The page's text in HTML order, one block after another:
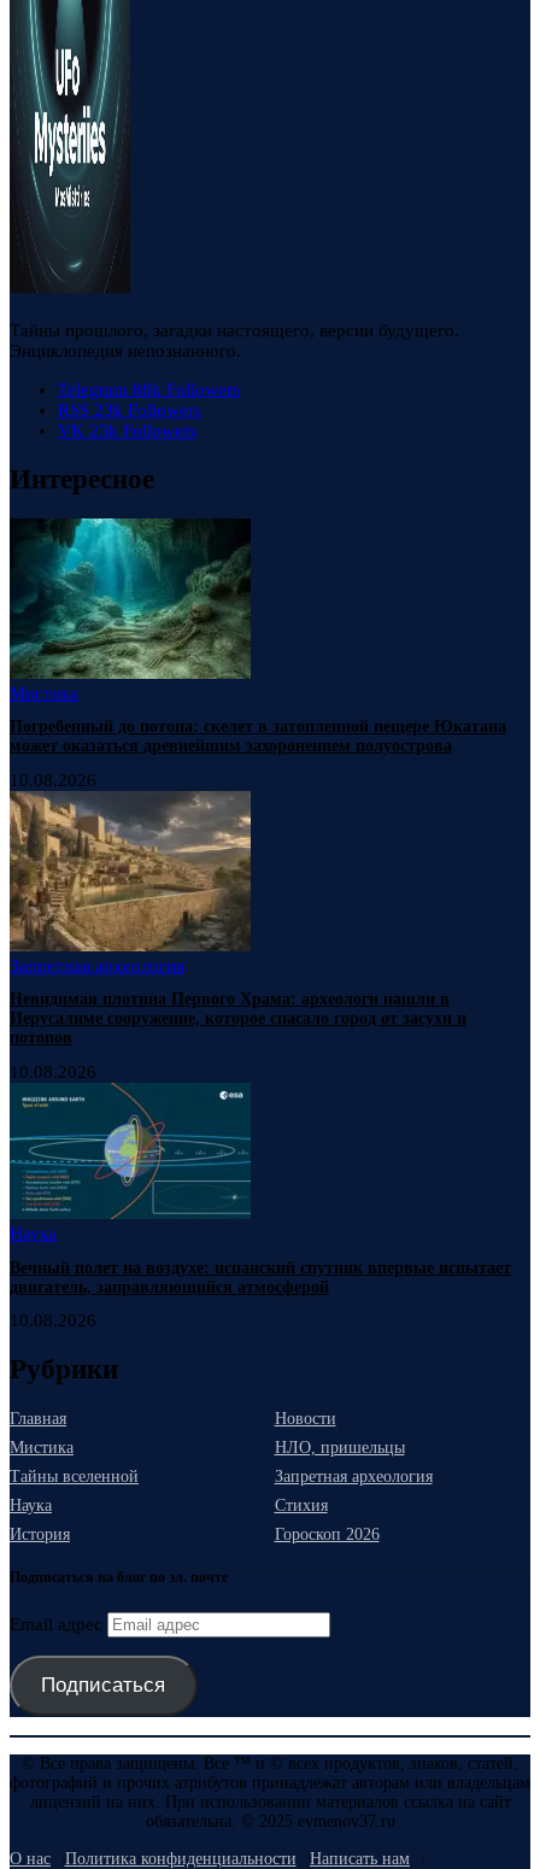
Тайны прошлого, загадки настоящего, версии будущего.
Энциклопедия непознанного.
Telegram 88k Followers
RSS 23k Followers
VK 23k Followers
Интересное
Мистика
Погребенный до потопа: скелет в затопленной пещере Юкатана
может оказаться древнейшим захоронением полуострова
10.08.2026
Запретная археология
Невидимая плотина Первого Храма: археологи нашли в
Иерусалиме сооружение, которое спасало город от засухи и
потопов
10.08.2026
Наука
Вечный полет на воздухе: испанский спутник впервые испытает
двигатель, заправляющийся атмосферой
10.08.2026
Рубрики
Главная
Новости
Мистика
НЛО, пришельцы
Тайны вселенной
Запретная археология
Наука
Стихия
История
Гороскоп 2026
Подписаться на блог по эл. почте
Email адрес
Подписаться
© Все права защищены. Все ™ и © всех продуктов, знаков, статей,
фотографий и прочих атрибутов принадлежат авторам или владельцам
лицензий на них. При использовании материалов ссылка на сайт
обязательна. © 2025 evmenov37.ru
О нас Политика конфиденциальности Написать нам